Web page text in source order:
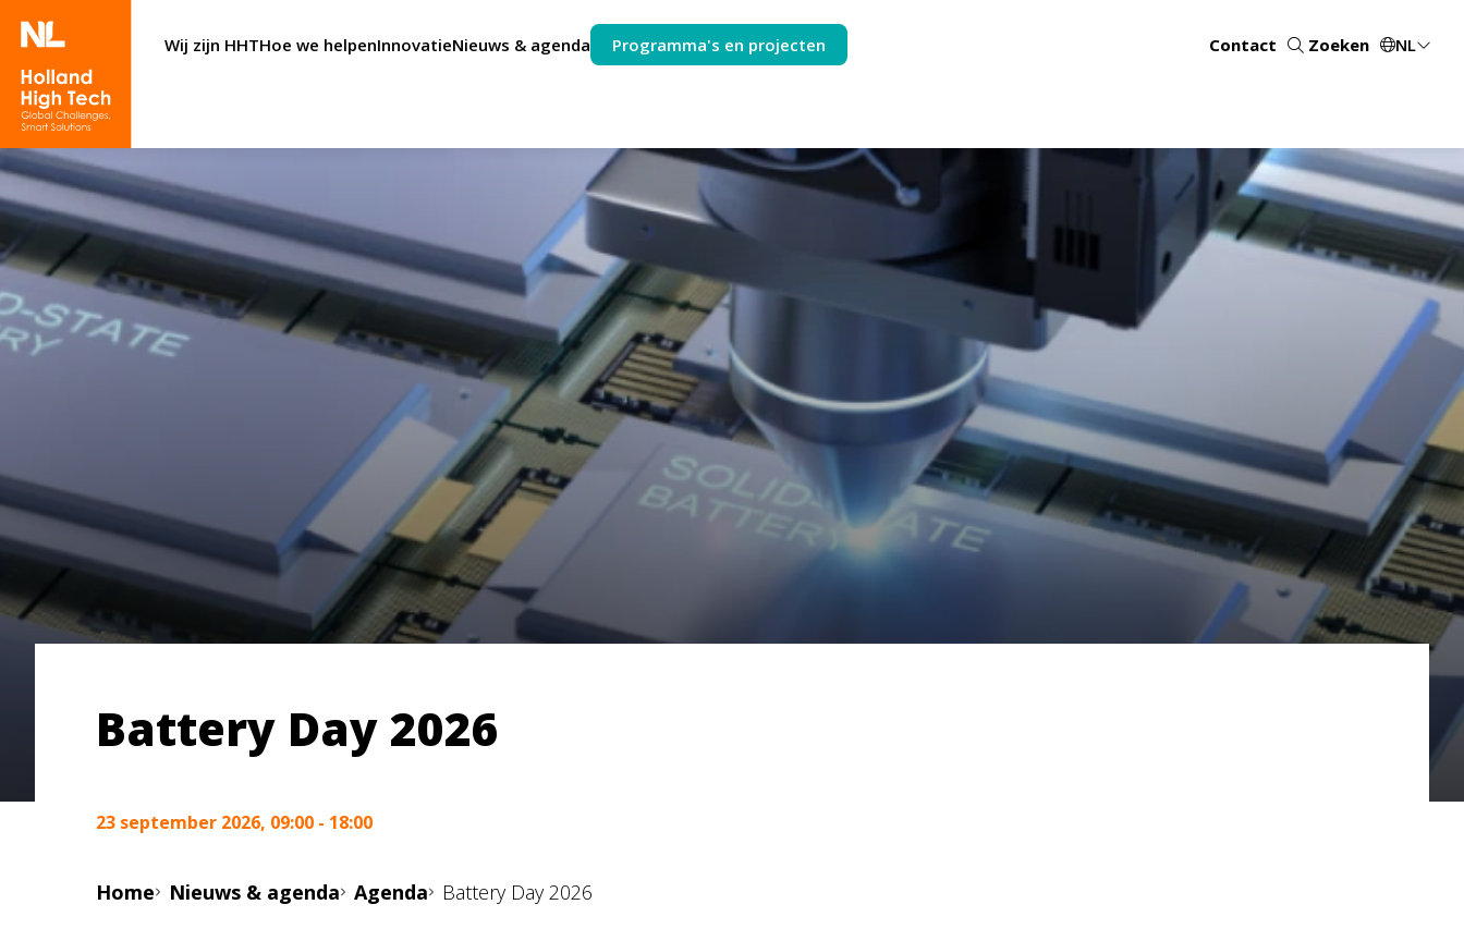
Wij zijn HHTHoe we helpenInnovatieNieuws & agenda Programma's en projecten Contact Zoeken NL
Battery Day 2026
23 september 2026, 09:00 - 18:00
Home Nieuws & agenda Agenda Battery Day 2026